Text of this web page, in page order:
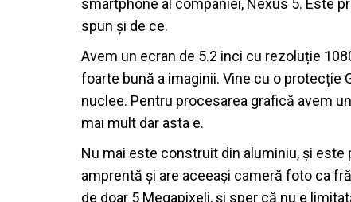
spun și de ce.
Avem un ecran de 5.2 inci cu rezoluție
foarte bună a imaginii. Vine cu o protecție
nuclee. Pentru procesarea grafică avem
mai mult dar asta e.
Nu mai este construit din aluminiu, și este
amprentă și are aceeași cameră foto ca
de doar 5 Megapixeli, și sper că nu e